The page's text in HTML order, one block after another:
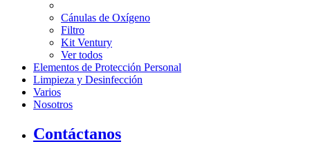
Cánulas de Oxígeno
Filtro
Kit Ventury
Ver todos
Elementos de Protección Personal
Limpieza y Desinfección
Varios
Nosotros
Contáctanos